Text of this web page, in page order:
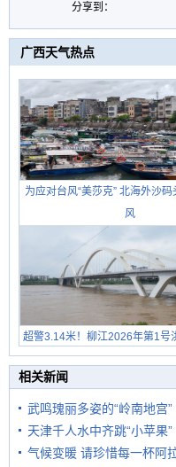
分享到：
广西天气热点
为应对台风“美莎克” 北海外沙
风
超警3.14米！柳江2026年第1号
在堤岸见证汛况
相关新闻
武鸣瑰丽多姿的“岭南地宫”
天津千人水中齐跳“小苹果”
气候变暖 请珍惜每一杯阿